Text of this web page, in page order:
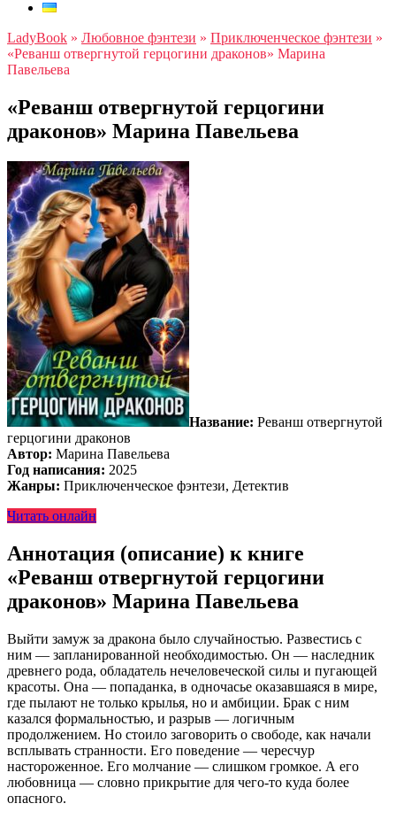
LadyBook » Любовное фэнтези » Приключенческое фэнтези »
«Реванш отвергнутой герцогини драконов» Марина
Павельева
«Реванш отвергнутой герцогини
драконов» Марина Павельева
Название: Реванш отвергнутой
герцогини драконов
Автор: Марина Павельева
Год написания: 2025
Жанры: Приключенческое фэнтези, Детектив
Читать онлайн
Аннотация (описание) к книге
«Реванш отвергнутой герцогини
драконов» Марина Павельева
Выйти замуж за дракона было случайностью. Развестись с
ним — запланированной необходимостью. Он — наследник
древнего рода, обладатель нечеловеческой силы и пугающей
красоты. Она — попаданка, в одночасье оказавшаяся в мире,
где пылают не только крылья, но и амбиции. Брак с ним
казался формальностью, и разрыв — логичным
продолжением. Но стоило заговорить о свободе, как начали
всплывать странности. Его поведение — чересчур
настороженное. Его молчание — слишком громкое. А его
любовница — словно прикрытие для чего-то куда более
опасного.